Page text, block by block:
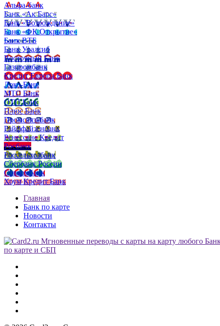
Альфа-банк
Банк «Ак Барс»
Банк «Возрождение»
Банк «ФК Открытие»
Банк ВТБ
Банк Уралсиб
Восточный Банк
Газпромбанк
Кредит Европа Банк
Локо-Банк
МТС Банк
ОТП Банк
Плюс Банк
Промсвязьбанк
Райффайзенбанк
Ренессанс Кредит
Росбанк
Россельхозбанк
Сбербанк России
Совкомбанк
Хоум Кредит Банк
Главная
Банк по карте
Новости
Контакты
по карте и СБП